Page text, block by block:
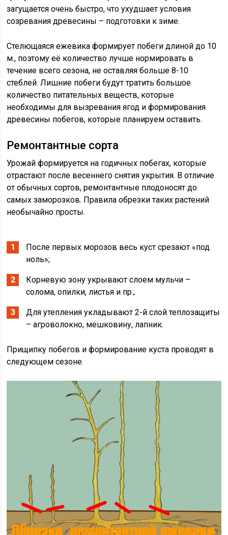
загущается очень быстро, что ухудшает условия
созревания древесины – подготовки к зиме.
Стелющаяся ежевика формирует побеги длиной до 10
м., поэтому её количество лучше нормировать в
течение всего сезона, не оставляя больше 8-10
стеблей. Лишние побеги будут тратить большое
количество питательных веществ, которые
необходимы для вызревания ягод и формирования
древесины побегов, которые планируем оставить.
Ремонтантные сорта
Урожай формируется на годичных побегах, которые
отрастают после весеннего снятия укрытия. В отличие
от обычных сортов, ремонтантные плодоносят до
самых заморозков. Правила обрезки таких растений
необычайно просты.
После первых морозов весь куст срезают «под
ноль»;
Корневую зону укрывают слоем мульчи –
солома, опилки, листья и пр.;
Для утепления укладывают 2-й слой теплозащиты
– агроволокно, мешковину, лапник.
Прищипку побегов и формирование куста проводят в
следующем сезоне.